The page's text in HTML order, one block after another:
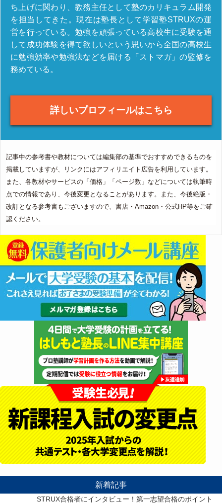
ち上げに関わり、教務主任として塾のカリキュラム開発
を担当してきた。現在は塾長として学習塾STRUXの運
営を行っている。勉強を頑張っている高校生に受験を通
して成功体験を得て欲しいという思いから全国の高校生
に勉強効率や勉強法などを届ける「ストマガ」の監修を
務めている。
詳しいプロフィールはこちら
記事中の参考書や教材については編集部の基準でおすすめできるものを
掲載していますが、リンクにはアフィリエイト広告を利用しています。
また、各教材やサービスの「価格」「ページ数」などについては執筆時
点での情報であり、今後変更となることがあります。また、今後絶版・
改訂となる参考書もございますので、書店・Amazon・公式HP等をご確
認ください。
新着記事
STRUX合格者にインタビュー！第一志望合格のポイント